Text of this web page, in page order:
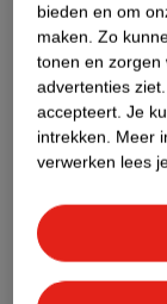
Nature
Bestel &
bieden en om
maken. Zo
tonen en zorgen
advertenties ziet.
accepteert. Je
intrekken. Meer
verwerken lees